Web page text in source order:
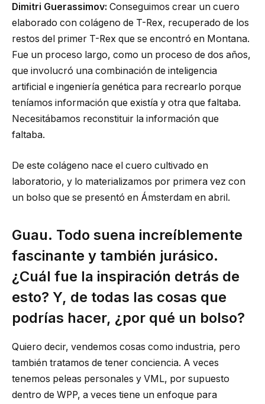
Dimitri Guerassimov: Conseguimos crear un cuero
elaborado con colágeno de T-Rex, recuperado de los
restos del primer T-Rex que se encontró en Montana.
Fue un proceso largo, como un proceso de dos años,
que involucró una combinación de inteligencia
artificial e ingeniería genética para recrearlo porque
teníamos información que existía y otra que faltaba.
Necesitábamos reconstituir la información que
faltaba.
De este colágeno nace el cuero cultivado en
laboratorio, y lo materializamos por primera vez con
un bolso que se presentó en Ámsterdam en abril.
Guau. Todo suena increíblemente
fascinante y también jurásico.
¿Cuál fue la inspiración detrás de
esto? Y, de todas las cosas que
podrías hacer, ¿por qué un bolso?
Quiero decir, vendemos cosas como industria, pero
también tratamos de tener conciencia. A veces
tenemos peleas personales y VML, por supuesto
dentro de WPP, a veces tiene un enfoque para